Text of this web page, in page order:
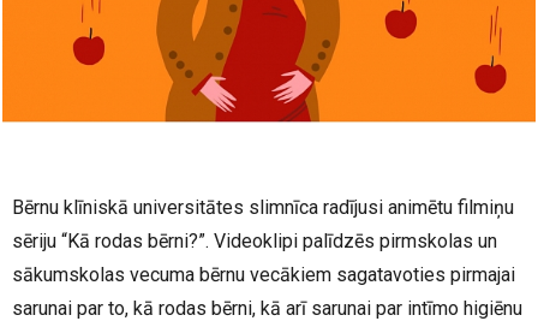
Bērnu klīniskā universitātes slimnīca radījusi animētu filmiņu
sēriju “Kā rodas bērni?”. Videoklipi palīdzēs pirmskolas un
sākumskolas vecuma bērnu vecākiem sagatavoties pirmajai
sarunai par to, kā rodas bērni, kā arī sarunai par intīmo higiēnu